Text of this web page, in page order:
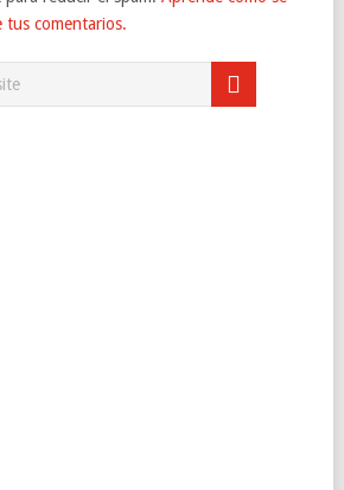
tus comentarios.